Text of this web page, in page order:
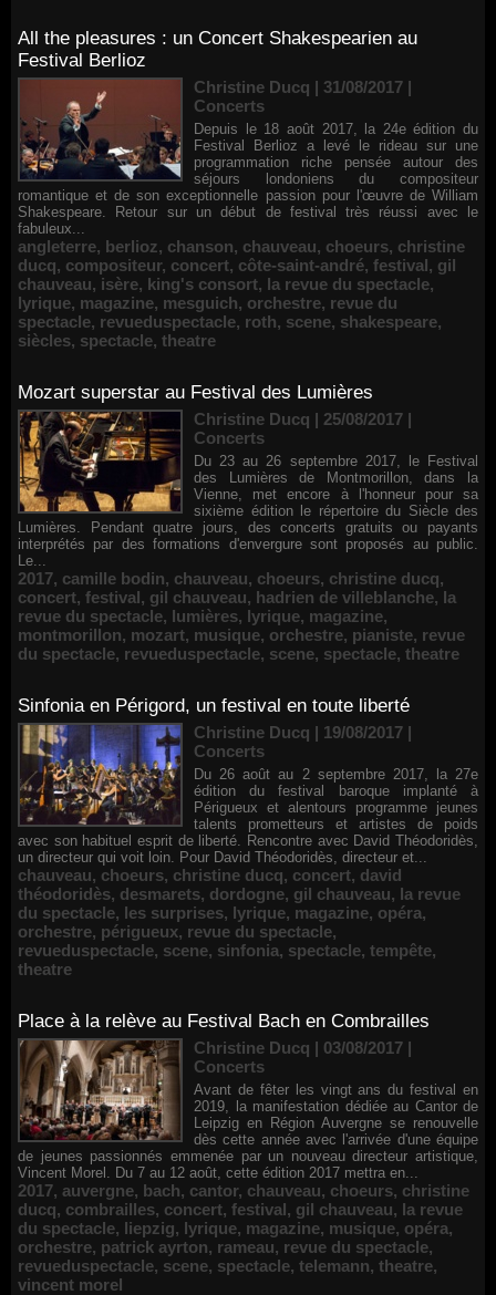
All the pleasures : un Concert Shakespearien au
Festival Berlioz
Christine Ducq | 31/08/2017 |
Concerts
Depuis le 18 août 2017, la 24e édition du
Festival Berlioz a levé le rideau sur une
programmation riche pensée autour des
séjours londoniens du compositeur
romantique et de son exceptionnelle passion pour l'œuvre de William
Shakespeare. Retour sur un début de festival très réussi avec le
fabuleux...
angleterre, berlioz, chanson, chauveau, choeurs, christine
ducq, compositeur, concert, côte-saint-andré, festival, gil
chauveau, isère, king's consort, la revue du spectacle,
lyrique, magazine, mesguich, orchestre, revue du
spectacle, revueduspectacle, roth, scene, shakespeare,
siècles, spectacle, theatre
Mozart superstar au Festival des Lumières
Christine Ducq | 25/08/2017 |
Concerts
Du 23 au 26 septembre 2017, le Festival
des Lumières de Montmorillon, dans la
Vienne, met encore à l'honneur pour sa
sixième édition le répertoire du Siècle des
Lumières. Pendant quatre jours, des concerts gratuits ou payants
interprétés par des formations d'envergure sont proposés au public.
Le...
2017, camille bodin, chauveau, choeurs, christine ducq,
concert, festival, gil chauveau, hadrien de villeblanche, la
revue du spectacle, lumières, lyrique, magazine,
montmorillon, mozart, musique, orchestre, pianiste, revue
du spectacle, revueduspectacle, scene, spectacle, theatre
Sinfonia en Périgord, un festival en toute liberté
Christine Ducq | 19/08/2017 |
Concerts
Du 26 août au 2 septembre 2017, la 27e
édition du festival baroque implanté à
Périgueux et alentours programme jeunes
talents prometteurs et artistes de poids
avec son habituel esprit de liberté. Rencontre avec David Théodoridès,
un directeur qui voit loin. Pour David Théodoridès, directeur et...
chauveau, choeurs, christine ducq, concert, david
théodoridès, desmarets, dordogne, gil chauveau, la revue
du spectacle, les surprises, lyrique, magazine, opéra,
orchestre, périgueux, revue du spectacle,
revueduspectacle, scene, sinfonia, spectacle, tempête,
theatre
Place à la relève au Festival Bach en Combrailles
Christine Ducq | 03/08/2017 |
Concerts
Avant de fêter les vingt ans du festival en
2019, la manifestation dédiée au Cantor de
Leipzig en Région Auvergne se renouvelle
dès cette année avec l'arrivée d'une équipe
de jeunes passionnés emmenée par un nouveau directeur artistique,
Vincent Morel. Du 7 au 12 août, cette édition 2017 mettra en...
2017, auvergne, bach, cantor, chauveau, choeurs, christine
ducq, combrailles, concert, festival, gil chauveau, la revue
du spectacle, liepzig, lyrique, magazine, musique, opéra,
orchestre, patrick ayrton, rameau, revue du spectacle,
revueduspectacle, scene, spectacle, telemann, theatre,
vincent morel